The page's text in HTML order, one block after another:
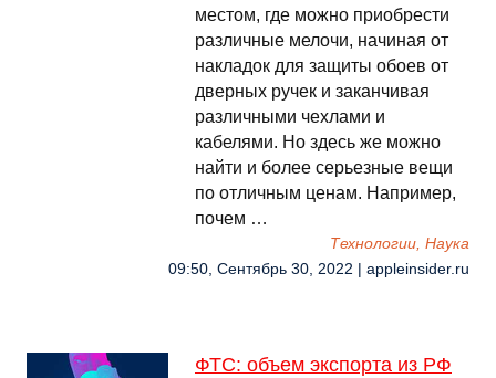
местом, где можно приобрести
различные мелочи, начиная от
накладок для защиты обоев от
дверных ручек и заканчивая
различными чехлами и
кабелями. Но здесь же можно
найти и более серьезные вещи
по отличным ценам. Например,
почем …
Технологии, Наука
09:50, Сентябрь 30, 2022 | appleinsider.ru
ФТС: объем экспорта из РФ